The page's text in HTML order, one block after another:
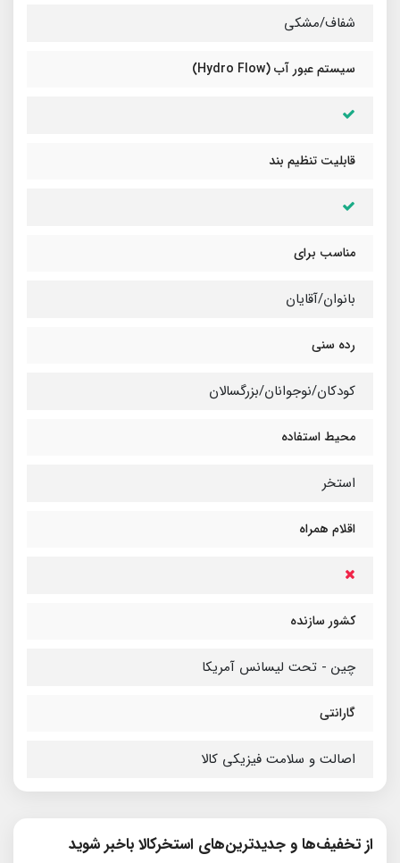
شفاف/مشکی
سیستم عبور آب (Hydro Flow)
قابلیت تنظیم بند
مناسب برای
بانوان/آقایان
رده سنی
کودکان/نوجوانان/بزرگسالان
محیط استفاده
استخر
اقلام همراه
کشور سازنده
چین - تحت لیسانس آمریکا
گارانتی
اصالت و سلامت فیزیکی کالا
از تخفیف‌ها و جدیدترین‌های استخرکالا باخبر شوید